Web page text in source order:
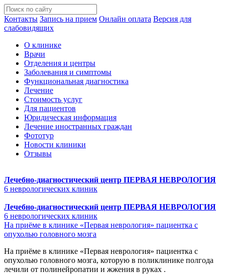
Контакты Запись на прием Онлайн оплата Версия для
слабовидящих
О клинике
Врачи
Отделения и центры
Заболевания и симптомы
Функциональная диагностика
Лечение
Стоимость услуг
Для пациентов
Юридическая информация
Лечение иностранных граждан
Фототур
Новости клиники
Отзывы
Лечебно-диагностический центр ПЕРВАЯ НЕВРОЛОГИЯ
6 неврологических клиник
Лечебно-диагностический центр ПЕРВАЯ НЕВРОЛОГИЯ
6 неврологических клиник
На приёме в клинике «Первая неврология» пациентка с
опухолью головного мозга
На приёме в клинике «Первая неврология» пациентка с
опухолью головного мозга, которую в поликлинике полгода
лечили от полинейропатии и жжения в руках .